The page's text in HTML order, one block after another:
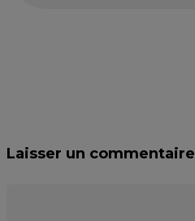
Laisser un commentaire